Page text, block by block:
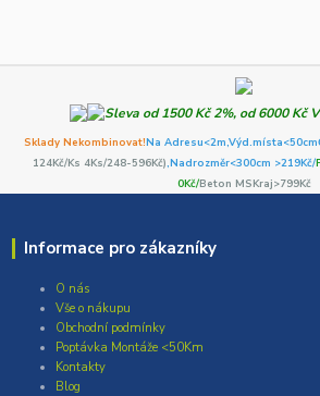
Sklady Nekombinovat!Na Adresu<2m,Výd.místa<50cm
124Kč/Ks 4Ks/248-596Kč),Nadrozměr<300cm >219Kč/
0Kč/Beton MSKraj>799Kč
Informace pro zákazníky
O nás
Vše o nákupu
Obchodní podmínky
Poptávka Montáže <50Km
Kontakty
Blog